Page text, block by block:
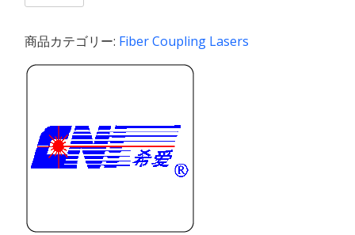
商品カテゴリー: Fiber Coupling Lasers